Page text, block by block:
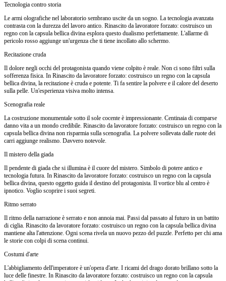
Tecnologia contro storia
Le armi olografiche nel laboratorio sembrano uscite da un sogno. La tecnologia avanzata
contrasta con la durezza del lavoro antico. Rinascito da lavoratore forzato: costruisco un
regno con la capsula bellica divina esplora questo dualismo perfettamente. L'allarme di
pericolo rosso aggiunge un'urgenza che ti tiene incollato allo schermo.
Recitazione cruda
Il dolore negli occhi del protagonista quando viene colpito è reale. Non ci sono filtri sulla
sofferenza fisica. In Rinascito da lavoratore forzato: costruisco un regno con la capsula
bellica divina, la recitazione è cruda e potente. Ti fa sentire la polvere e il calore del deserto
sulla pelle. Un'esperienza visiva molto intensa.
Scenografia reale
La costruzione monumentale sotto il sole cocente è impressionante. Centinaia di comparse
danno vita a un mondo credibile. Rinascito da lavoratore forzato: costruisco un regno con la
capsula bellica divina non risparmia sulla scenografia. La polvere sollevata dalle ruote dei
carri aggiunge realismo. Davvero notevole.
Il mistero della giada
Il pendente di giada che si illumina è il cuore del mistero. Simbolo di potere antico e
tecnologia futura. In Rinascito da lavoratore forzato: costruisco un regno con la capsula
bellica divina, questo oggetto guida il destino del protagonista. Il vortice blu al centro è
ipnotico. Voglio scoprire i suoi segreti.
Ritmo serrato
Il ritmo della narrazione è serrato e non annoia mai. Passi dal passato al futuro in un battito
di ciglia. Rinascito da lavoratore forzato: costruisco un regno con la capsula bellica divina
mantiene alta l'attenzione. Ogni scena rivela un nuovo pezzo del puzzle. Perfetto per chi ama
le storie con colpi di scena continui.
Costumi d'arte
L'abbigliamento dell'imperatore è un'opera d'arte. I ricami del drago dorato brillano sotto la
luce delle finestre. In Rinascito da lavoratore forzato: costruisco un regno con la capsula